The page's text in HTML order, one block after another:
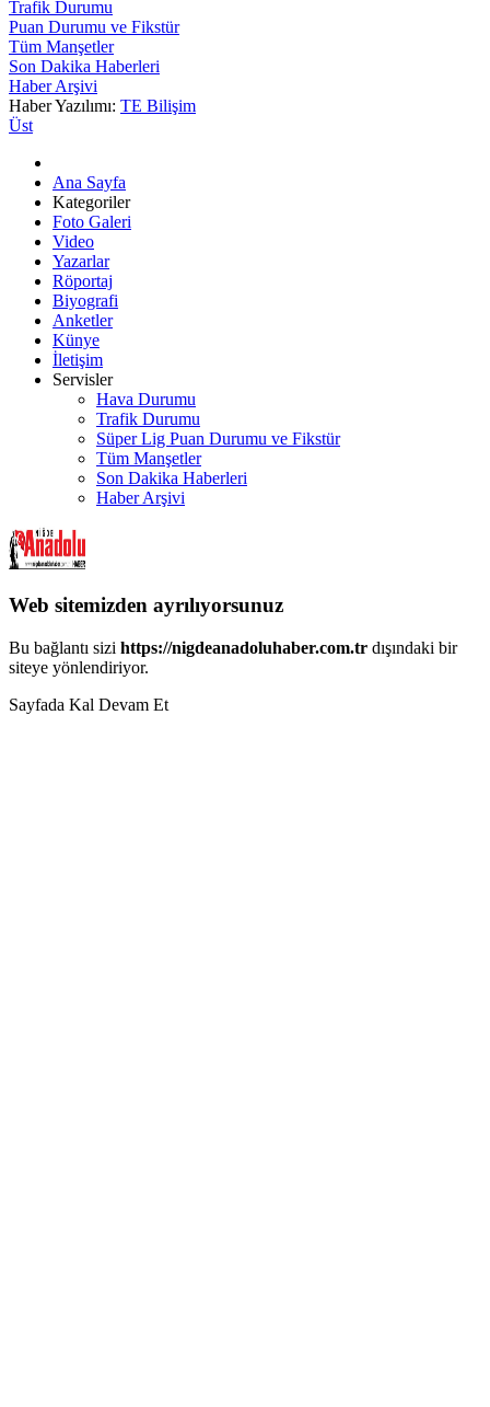
Trafik Durumu
Puan Durumu ve Fikstür
Tüm Manşetler
Son Dakika Haberleri
Haber Arşivi
Haber Yazılımı: TE Bilişim
Üst
Ana Sayfa
Kategoriler
Foto Galeri
Video
Yazarlar
Röportaj
Biyografi
Anketler
Künye
İletişim
Servisler
Hava Durumu
Trafik Durumu
Süper Lig Puan Durumu ve Fikstür
Tüm Manşetler
Son Dakika Haberleri
Haber Arşivi
Web sitemizden ayrılıyorsunuz
Bu bağlantı sizi https://nigdeanadoluhaber.com.tr dışındaki bir
siteye yönlendiriyor.
Sayfada Kal Devam Et